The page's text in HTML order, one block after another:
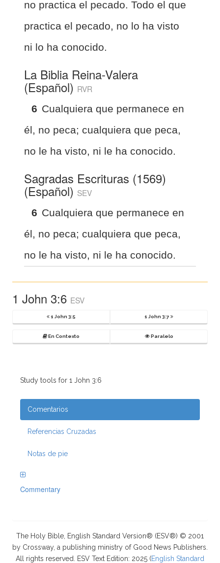
no practica el pecado. Todo el que
practica el pecado, no lo ha visto
ni lo ha conocido.
La Biblia Reina-Valera
(Español) RVR
6 Cualquiera que permanece en
él, no peca; cualquiera que peca,
no le ha visto, ni le ha conocido.
Sagradas Escrituras (1569)
(Español) SEV
6 Cualquiera que permanece en
él, no peca; cualquiera que peca,
no le ha visto, ni le ha conocido.
1 John 3:6 ESV
1 John 3:5 1 John 3:7
En Contexto Paralelo
Study tools for 1 John 3:6
Comentarios
Referencias Cruzadas
Notas de pie
Commentary
The Holy Bible, English Standard Version® (ESV®) © 2001
by Crossway, a publishing ministry of Good News Publishers.
All rights reserved. ESV Text Edition: 2025 (English Standard